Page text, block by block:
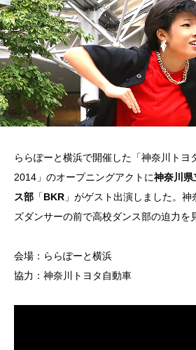
ららぽーと横浜で開催した「神奈川トヨ
2014」のオープニングアクトに神奈川県
ス部 「BKR 」がゲスト出演しました。
ズダンサーの前で高校ダンス部の迫力を
会場：ららぽーと横浜
協力：神奈川トヨタ自動車